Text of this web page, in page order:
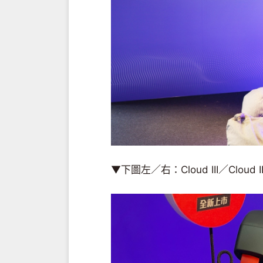
▼下圖左／右：Cloud III／Cloud II